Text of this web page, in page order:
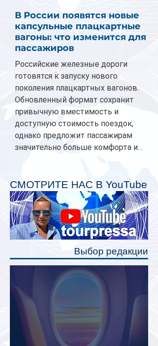
В России появятся новые
капсульные плацкартные
вагоны: что изменится для
пассажиров
Российские железные дороги
готовятся к запуску нового
поколения плацкартных вагонов.
Обновленный формат сохранит
привычную вместимость и
доступную стоимость поездок,
однако предложит пассажирам
значительно больше комфорта и
планируется начать в 2027 году.
Одним из главных нововведений
станут индивидуальные шторки у
каждого спального места. Они
позволят пассажирам закрыть свою
полку во время сна или отдыха,
СМОТРИТЕ НАС В YouTube
Выбор редакции